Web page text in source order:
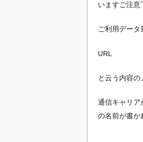
いますご注意
ご利用データ
URL
と云う内容の
通信キャリア
の名前が書か